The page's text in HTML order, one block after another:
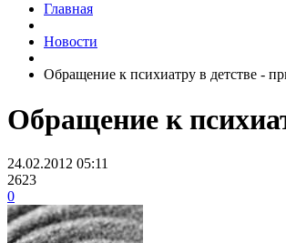
Главная
Новости
Обращение к психиатру в детстве -
Обращение к
24.02.2012 05:11
2623
0